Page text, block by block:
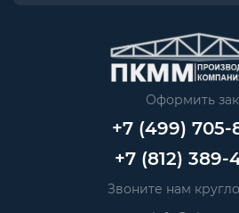
Оформить
+7 (499)
+7 (812) 389-
Звоните нам